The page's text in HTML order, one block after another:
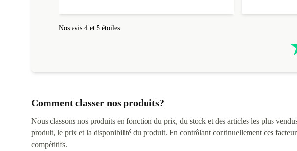
Nos avis 4 et 5 étoiles
Comment classer nos produits?
Nous classons nos produits en fonction du prix, du stock et des articles les plus
produit, le prix et la disponibilité du produit. En contrôlant continuellement ces
compétitifs.